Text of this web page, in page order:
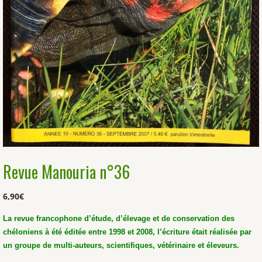
Revue Manouria n°36
6,90€
La revue francophone d’étude, d’élevage et de conservation des
chéloniens à été éditée entre 1998 et 2008, l’écriture était réalisée par
un groupe de multi-auteurs, scientifiques, vétérinaire et éleveurs.